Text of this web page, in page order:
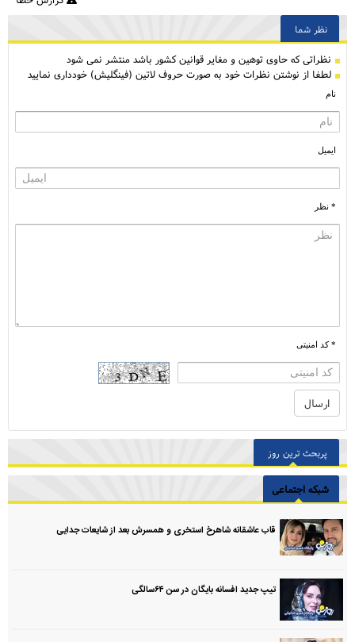
نظر شما
نظراتی كه حاوی توهین و مغایر قوانین کشور باشد منتشر نمی شود
لطفا از نوشتن نظرات خود به صورت حروف لاتین (فینگلیش) خودداری نمایید
نام
ایمیل
* نظر
* کد امنیتی
پربحث ترین روز
شبکه اجتماعی
قاب عاشقانه شاهرخ استخری و همسرش بعد از شایعات جدایی
تیپ جدید افسانه بایگان در سن ۶۴سالگی